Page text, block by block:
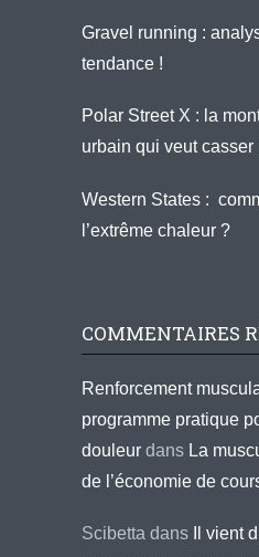
Gravel running :
tendance !
Polar Street X : la
urbain qui veut casser
Western States :
l’extrême chaleur ?
COMMENTAIRES
Renforcement
programme pratique
douleur dans La
de l’économie de
Scibetta dans
Il vient